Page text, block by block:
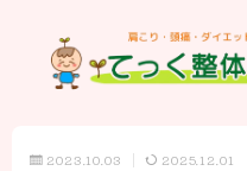
MENU
ホーム
2023.10.03 2025.12.01